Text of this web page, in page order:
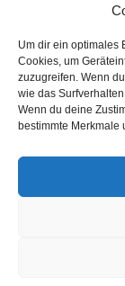
Um dir ein optimales
Cookies, um
zuzugreifen. Wenn
wie das
Wenn du deine
bestimmte Merkmale